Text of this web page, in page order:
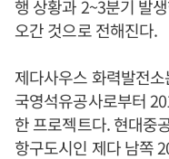
행 상황과 2~3분기 발
오간 것으로 전해진다.
제다사우스 화력발전
국영석유공사로부터
한 프로젝트다. 현대중
항구도시인 제다 남쪽